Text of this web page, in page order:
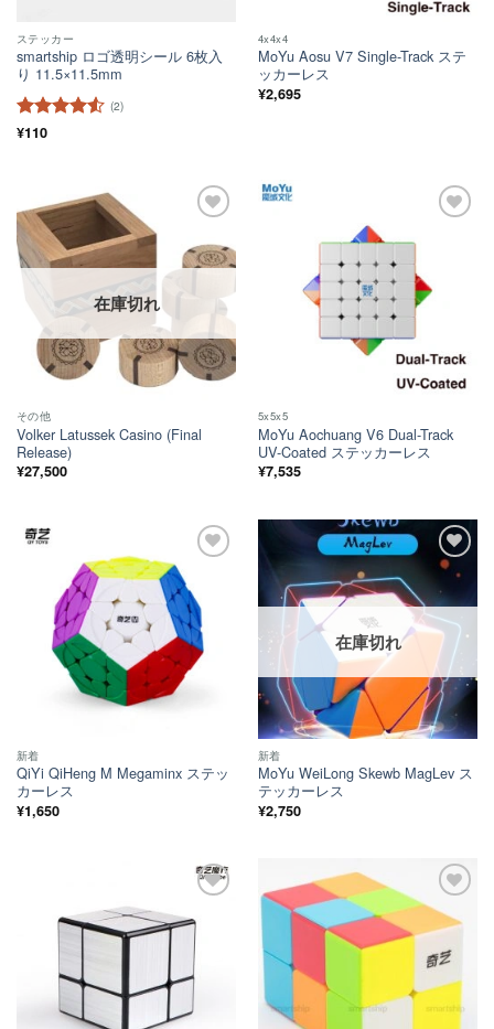
ステッカー
smartship ロゴ透明シール 6枚入
り 11.5×11.5mm
5段階中
(2)
¥110
4x4x4
MoYu Aosu V7 Single-Track ステ
ッカーレス
¥2,695
い！
在庫切れ
その他
Volker Latussek Casino (Final
Release)
¥27,500
5x5x5
MoYu Aochuang V6 Dual-Track
UV-Coated ステッカーレス
¥7,535
新着
QiYi QiHeng M Megaminx ステッ
カーレス
¥1,650
ほし
在庫切れ
新着
MoYu WeiLong Skewb MagLev ス
テッカーレス
¥2,750
ほし
い！